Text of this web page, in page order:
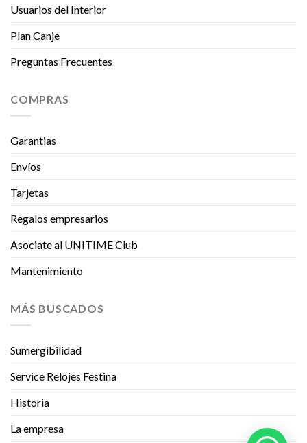
Usuarios del Interior
Plan Canje
Preguntas Frecuentes
COMPRAS
Garantias
Envíos
Tarjetas
Regalos empresarios
Asociate al UNITIME Club
Mantenimiento
MÁS BUSCADOS
Sumergibilidad
Service Relojes Festina
Historia
La empresa